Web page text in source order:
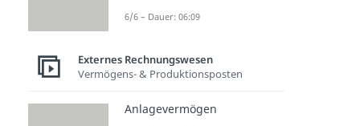
6/6 – Dauer: 06:09
Externes Rechnungswesen
Vermögens- & Produktionsposten
Anlagevermögen